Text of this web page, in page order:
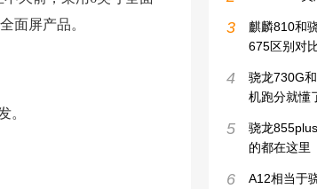
面屏产品。
。
3
麒麟810和
675区别对
4
骁龙730G
机跑分就懂
5
骁龙
的都在这里
6
A12相当于